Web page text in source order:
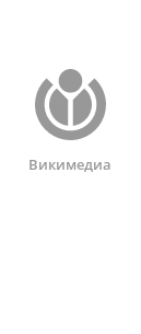
Викимедиа